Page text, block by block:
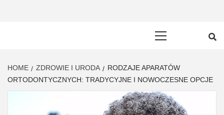
HOME ZDROWIE I URODA
RODZAJE APARATÓW
ORTODONTYCZNYCH: TRADYCYJNE I NOWOCZESNE OPCJE